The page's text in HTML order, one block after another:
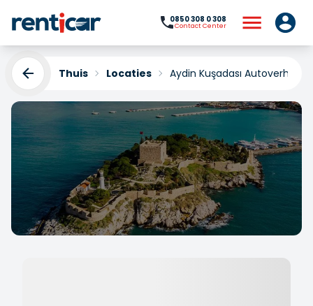
0850 308 0 308
Contact Center
Thuis Locaties Aydin Kuşadası Autoverhuur
Aydin Kuşadası